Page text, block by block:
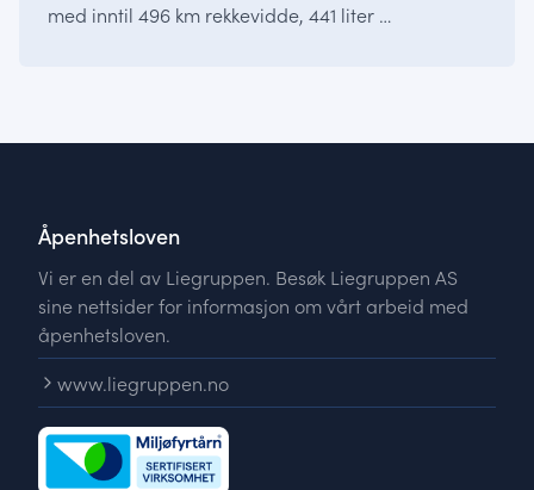
med inntil 496 km rekkevidde, 441 liter …
Åpenhetsloven
Vi er en del av Liegruppen. Besøk Liegruppen AS
sine nettsider for informasjon om vårt arbeid med
åpenhetsloven.
www.liegruppen.no